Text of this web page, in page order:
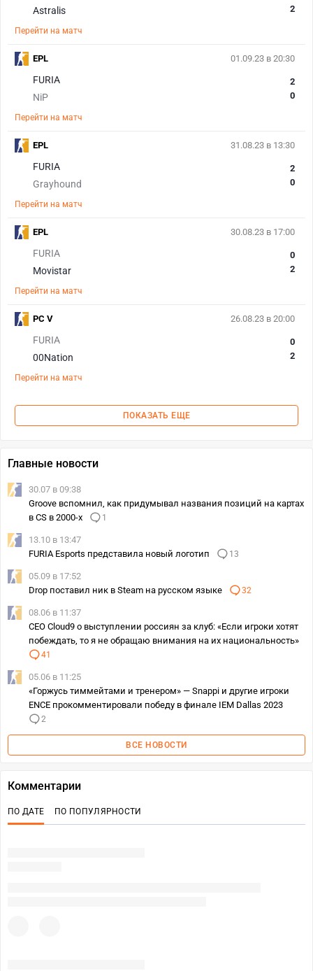
Astralis
2
Перейти на матч
01.09.23 в 20:30
FURIA
NiP
2
0
Перейти на матч
EPL
31.08.23 в 13:30
FURIA
Grayhound
2
0
Перейти на матч
EPL
30.08.23 в 17:00
FURIA
Movistar
0
2
Перейти на матч
EPL
26.08.23 в 20:00
FURIA
00Nation
0
2
Перейти на матч
PC V
ПОКАЗАТЬ ЕЩЕ
Главные новости
30.07 в 09:38
Groove вспомнил, как придумывал названия позиций на картах
в CS в 2000-х
1
13.10 в 13:47
FURIA Esports представила новый логотип
13
05.09 в 17:52
Drop поставил ник в Steam на русском языке
32
08.06 в 11:37
CEO Cloud9 о выступлении россиян за клуб: «Если игроки хотят
побеждать, то я не обращаю внимания на их национальность»
41
05.06 в 11:25
«Горжусь тиммейтами и тренером» — Snappi и другие игроки
ENCE прокомментировали победу в финале IEM Dallas 2023
2
ВСЕ НОВОСТИ
Комментарии
ПО ДАТЕ ПО ПОПУЛЯРНОСТИ